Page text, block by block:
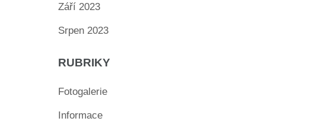
Září 2023
Srpen 2023
RUBRIKY
Fotogalerie
Informace